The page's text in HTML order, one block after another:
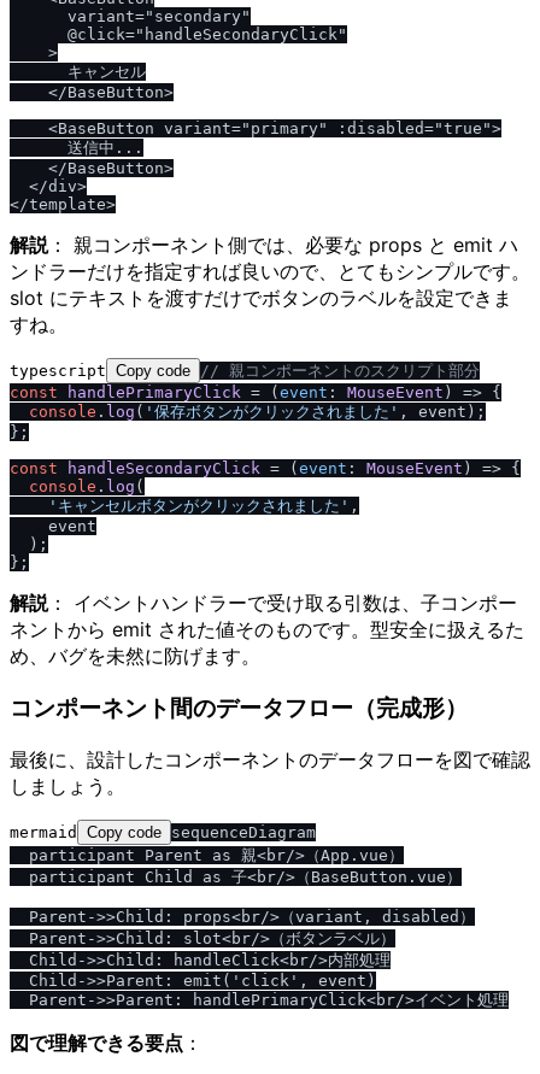
      variant="secondary"
      @click="handleSecondaryClick"
    >
      キャンセル
    </BaseButton>
    <BaseButton variant="primary" :disabled="true">
      送信中...
    </BaseButton>
  </div>
解説： 親コンポーネント側では、必要な props と emit ハ
ンドラーだけを指定すれば良いので、とてもシンプルです。
slot にテキストを渡すだけでボタンのラベルを設定できま
すね。
typescript Copy code // 親コンポーネントのスクリプト部分
const
handlePrimaryClick = ( event : MouseEvent ) => {
console . log ( '保存ボタンがクリックされました' , event);
};
const
handleSecondaryClick = ( event : MouseEvent ) => {
console . log (
'キャンセルボタンがクリックされました' ,
    event
  );
解説： イベントハンドラーで受け取る引数は、子コンポー
ネントから emit された値そのものです。型安全に扱えるた
め、バグを未然に防げます。
コンポーネント間のデータフロー（完成形）
最後に、設計したコンポーネントのデータフローを図で確認
しましょう。
mermaid Copy code sequenceDiagram
  participant Parent as 親<br/>（App.vue）
  participant Child as 子<br/>（BaseButton.vue）
  Parent->>Child: props<br/>（variant, disabled）
  Parent->>Child: slot<br/>（ボタンラベル）
  Child->>Child: handleClick<br/>内部処理
  Child->>Parent: emit('click', event)
図で理解できる要点 ：